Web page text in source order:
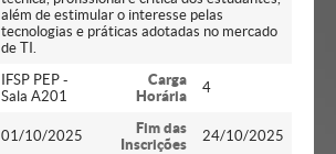
além de estimular o interesse pelas
tecnologias e práticas adotadas no mercado
de TI.
IFSP PEP -
Sala A201
Carga
Horária
4
01/10/2025
Fim das
Inscrições
24/10/2025